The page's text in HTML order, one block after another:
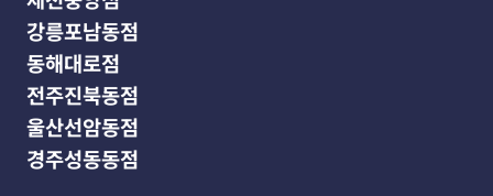
강릉포남동점
동해대로점
전주진북동점
울산선암동점
경주성동동점